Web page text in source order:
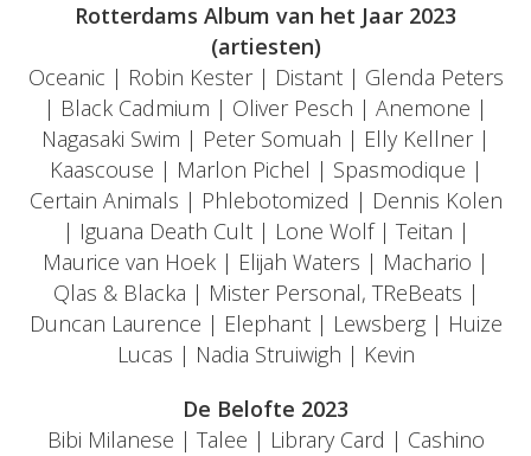
Rotterdams Album van het Jaar 2023
(artiesten)
Oceanic | Robin Kester | Distant | Glenda Peters
| Black Cadmium | Oliver Pesch | Anemone |
Nagasaki Swim | Peter Somuah | Elly Kellner |
Kaascouse | Marlon Pichel | Spasmodique |
Certain Animals | Phlebotomized | Dennis Kolen
| Iguana Death Cult | Lone Wolf | Teitan |
Maurice van Hoek | Elijah Waters | Machario |
Qlas & Blacka | Mister Personal, TReBeats |
Duncan Laurence | Elephant | Lewsberg | Huize
Lucas | Nadia Struiwigh | Kevin
De Belofte 2023
Bibi Milanese | Talee | Library Card | Cashino